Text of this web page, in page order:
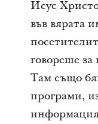
Исус
във вярата
говореше за
Там също
програми,